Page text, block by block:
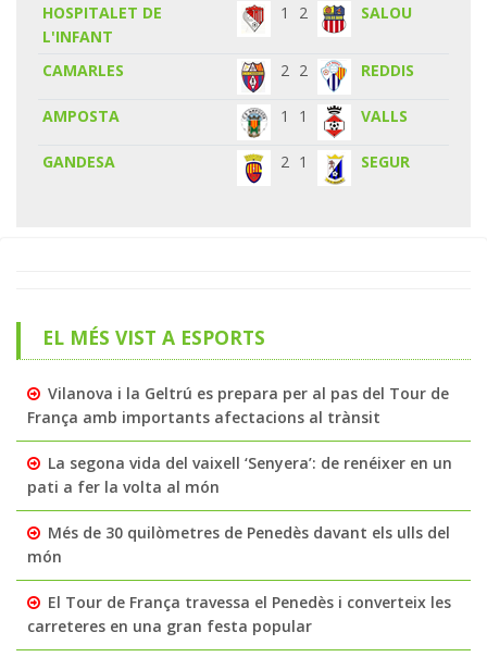
HOSPITALET DE
L'INFANT
1 2 SALOU
CAMARLES 2 2 REDDIS
AMPOSTA 1 1 VALLS
GANDESA 2 1 SEGUR
EL MÉS VIST A ESPORTS
Vilanova i la Geltrú es prepara per al pas del Tour de
França amb importants afectacions al trànsit
La segona vida del vaixell ‘Senyera’: de renéixer en un
pati a fer la volta al món
Més de 30 quilòmetres de Penedès davant els ulls del
món
El Tour de França travessa el Penedès i converteix les
carreteres en una gran festa popular